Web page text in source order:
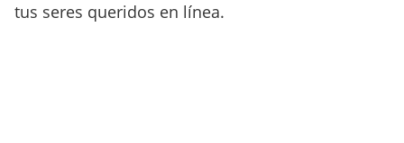
tus seres queridos en línea.